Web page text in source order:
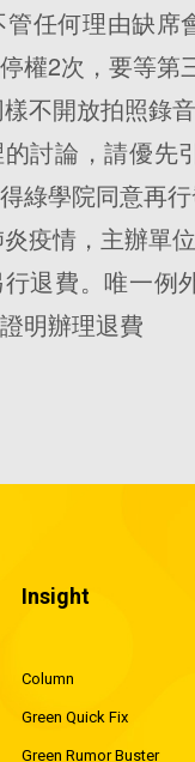
任何理由缺席
權2次，要等第
不開放拍照錄
討論，請優先
綠學院同意再
疫情，主辦單
退費。唯一例
明辦理退費
Insight
Column
Green Quick Fix
Green Rumor Buster